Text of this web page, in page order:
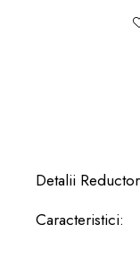
Detalii
Caracteristici: